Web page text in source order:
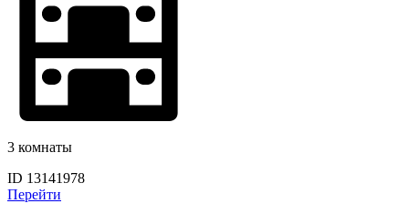
3 комнаты
ID 13141978
Перейти